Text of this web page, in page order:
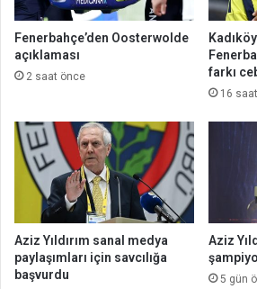
Fenerbahçe’den Oosterwolde
açıklaması
2 saat önce
farkı
16
Aziz Yıldırım sanal medya
paylaşımları için savcılığa
başvurdu
Aziz
5 gün